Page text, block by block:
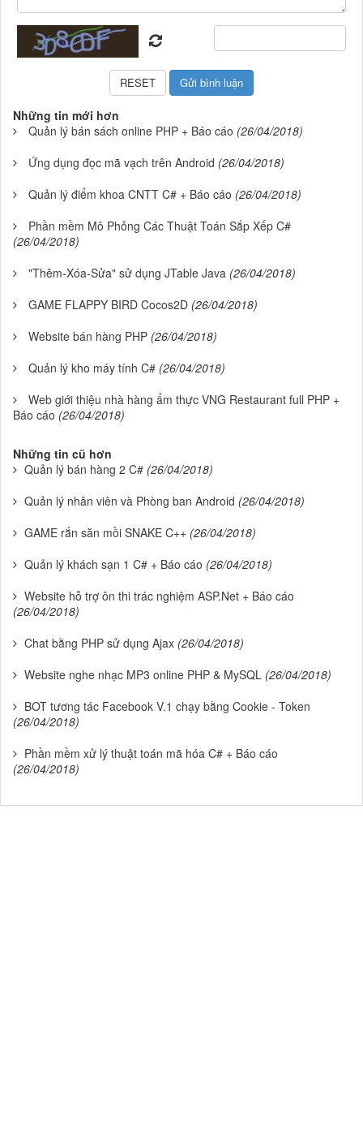
Những tin mới hơn
Quản lý bán sách online PHP + Báo cáo (26/04/2018)
Ứng dụng đọc mã vạch trên Android (26/04/2018)
Quản lý điểm khoa CNTT C# + Báo cáo (26/04/2018)
Phần mềm Mô Phỏng Các Thuật Toán Sắp Xếp C#
(26/04/2018)
"Thêm-Xóa-Sửa" sử dụng JTable Java (26/04/2018)
GAME FLAPPY BIRD Cocos2D (26/04/2018)
Website bán hàng PHP (26/04/2018)
Quản lý kho máy tính C# (26/04/2018)
Web giới thiệu nhà hàng ẩm thực VNG Restaurant full PHP +
Báo cáo (26/04/2018)
Những tin cũ hơn
Quản lý bán hàng 2 C# (26/04/2018)
Quản lý nhân viên và Phòng ban Android (26/04/2018)
GAME rắn săn mồi SNAKE C++ (26/04/2018)
Quản lý khách sạn 1 C# + Báo cáo (26/04/2018)
Website hỗ trợ ôn thi trác nghiệm ASP.Net + Báo cáo
(26/04/2018)
Chat bằng PHP sử dụng Ajax (26/04/2018)
Website nghe nhạc MP3 online PHP & MySQL (26/04/2018)
BOT tương tác Facebook V.1 chạy bằng Cookie - Token
(26/04/2018)
Phần mềm xử lý thuật toán mã hóa C# + Báo cáo
(26/04/2018)